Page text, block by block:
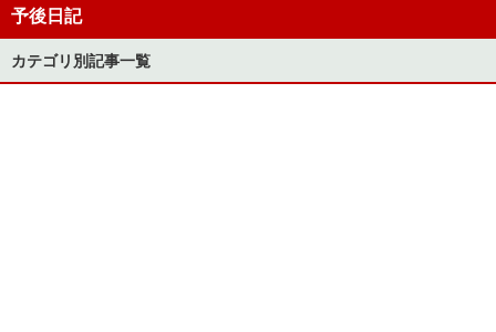
予後日記
カテゴリ別記事一覧